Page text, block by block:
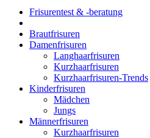
Frisurentest & -beratung
Brautfrisuren
Damenfrisuren
Langhaarfrisuren
Kurzhaarfrisuren
Kurzhaarfrisuren-Trends
Kinderfrisuren
Mädchen
Jungs
Männerfrisuren
Kurzhaarfrisuren